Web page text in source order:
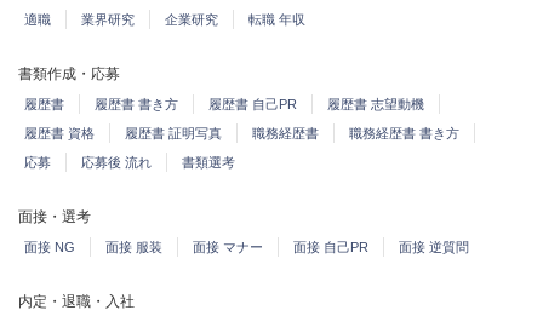
適職 業界研究 企業研究 転職 年収
書類作成・応募
履歴書 履歴書 書き方 履歴書 自己PR
履歴書 志望動機
履歴書 資格
履歴書 証明写真 職務経歴書
職務経歴書 書き方
応募
応募後 流れ 書類選考
面接・選考
面接 NG 面接 服装 面接 マナー 面接 自己PR 面接 逆質問
内定・退職・入社